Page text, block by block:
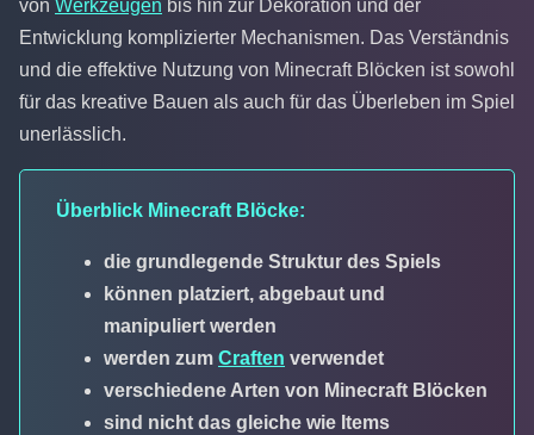
von Werkzeugen bis hin zur Dekoration und der
Entwicklung komplizierter Mechanismen. Das Verständnis
und die effektive Nutzung von Minecraft Blöcken ist sowohl
für das kreative Bauen als auch für das Überleben im Spiel
unerlässlich.
Überblick Minecraft Blöcke:
die grundlegende Struktur des Spiels
können platziert, abgebaut und
manipuliert werden
werden zum Craften verwendet
verschiedene Arten von Minecraft Blöcken
sind nicht das gleiche wie Items